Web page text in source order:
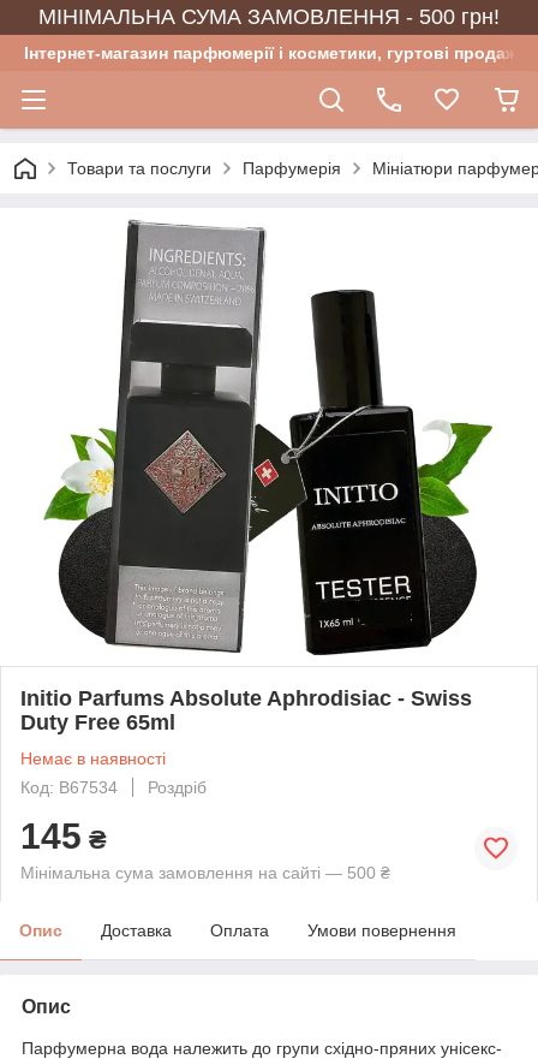
МІНІМАЛЬНА СУМА ЗАМОВЛЕННЯ - 500 грн!
Інтернет-магазин парфюмерії і косметики, гуртові продажі
Товари та послуги Парфумерія Мініатюри
Initio Parfums Absolute Aphrodisiac - Swiss
Duty Free 65ml
Немає в наявності
Код: B67534
Роздріб
145 ₴
Мінімальна сума замовлення на сайті — 500 ₴
Опис Доставка Оплата Умови повернення
Опис
Парфумерна вода належить до групи східно-пряних унісекс-